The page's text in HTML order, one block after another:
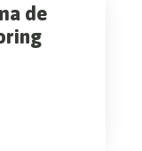
de